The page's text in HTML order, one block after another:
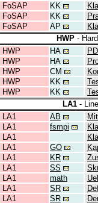
FoSAP KK
FoSAP KK
FoSAP AP
HWP -
HWP HA
HWP HA
HWP CM
HWP KK
HWP KK
LA1 -
LA1 AB
LA1 fsmpi
LA1
LA1 GO
LA1 KR
LA1 SS
LA1 math
LA1 SR
LA1 SR